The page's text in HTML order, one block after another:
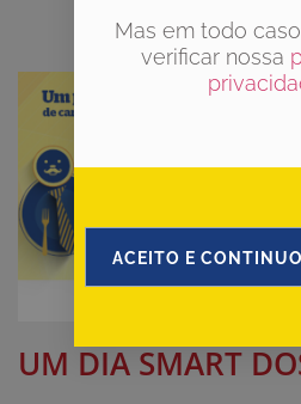
UM DIA SMART
Mas em todo
verificar nossa
ACEITO E